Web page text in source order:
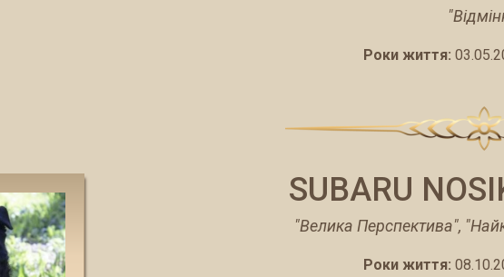
Роки життя:
SUBARU
"Велика Перспектива",
Роки життя: